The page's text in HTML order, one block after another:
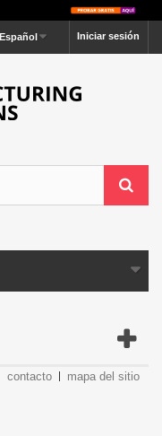
Iniciar sesión
Español
contacto mapa del sitio